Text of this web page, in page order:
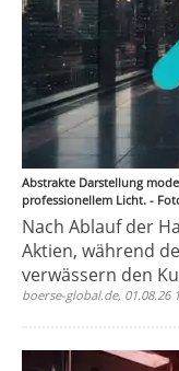
Abstrakte Darstellung
professionellem Licht. -
Nach Ablauf der
Aktien, während
verwässern den
boerse-global.de, 01.08.26